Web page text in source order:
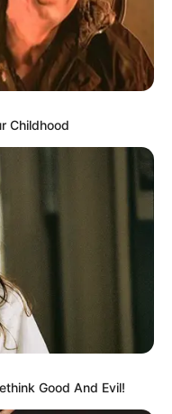
Childhood
Good And Evil!